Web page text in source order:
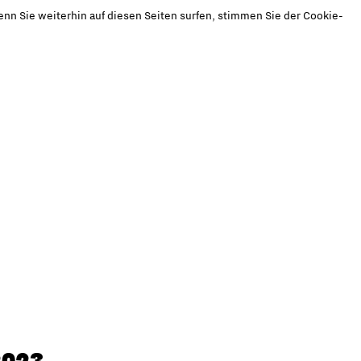
Sie weiterhin auf diesen Seiten surfen, stimmen Sie der Cookie-